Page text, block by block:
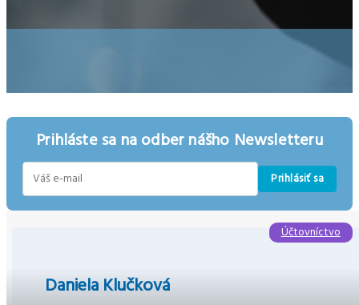
Prihláste sa na odber nášho Newsletteru
Prihlásiť sa
Daniela Klučková
Účtovníctvo